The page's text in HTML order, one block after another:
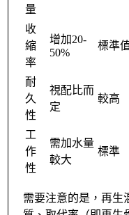
量
收
縮
率
增加20-
50%
標準
耐
久
性
視配比而
定
較高
工
作
性
需加水量
較大
標準
需要注意的是，再生